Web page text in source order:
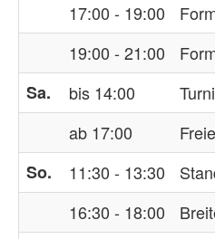
17:00 - 19:00
19:00 - 21:00
Sa.
bis 14:00
ab 17:00
So.
11:30 - 13:30
16:30 - 18:00